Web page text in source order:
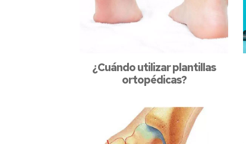
¿Cuándo utilizar plantillas
ortopédicas?